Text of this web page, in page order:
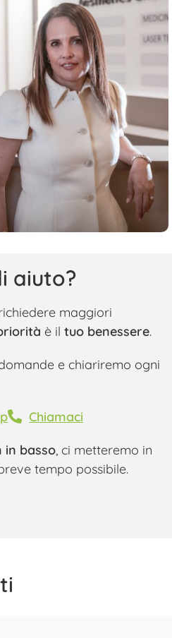
aiuto?
maggiori
è il tuo benessere.
e chiariremo ogni
Chiamaci
in basso, ci metteremo in
tempo possibile.